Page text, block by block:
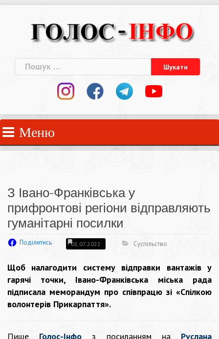
Пошук:
Меню
З Івано-Франківська у
прифронтові регіони відправляють
гуманітарні посилки
Поділитись 01.07.2022 Суспільство
Щоб налагодити систему відправки вантажів у
гарячі точки, Івано-Франківська міська рада
підписала меморандум про співпрацю зі «Спілкою
волонтерів Прикарпаття».
Пише Голос-Інфо з посиланням на Руслана